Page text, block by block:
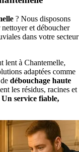
? Nous disposons
et déboucher
dans votre secteur
lent à Chantemelle,
adaptées comme
débouchage haute
les résidus, racines et
Un service fiable,